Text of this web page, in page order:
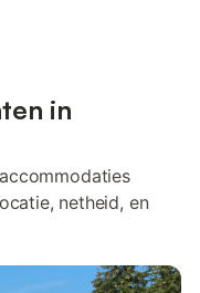
in
netheid, en